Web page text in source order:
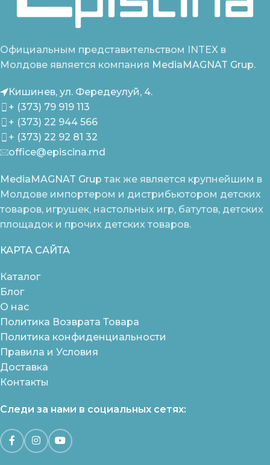
Официальным представительством INTEX в
Молдове является компания MediaMAGNAT Grup.
Кишинев, ул. Фередеулуй, 4.
+ (373) 79 919 113
+ (373) 22 944 566
+ (373) 22 92 81 32
office@episcina.md
MediaMAGNAT Grup так же является крупнейшим в
Молдове импортером и дистрибьютором детских
товаров, игрушек, настольных игр, батутов, детских
площадок и прочих детских товаров.
КАРТА САЙТА
Каталог
Блог
О нас
Политика Возврата Товара
Политика конфиденциальности
Правила и Условия
Доставка
Контакты
Следи за нами в социальных сетях: